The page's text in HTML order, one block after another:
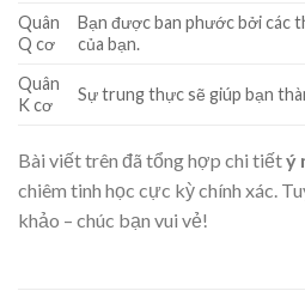
Quân
Q cơ
Bạn được ban phước bởi các
của bạn.
Quân
K cơ
Sự trung thực sẽ giúp bạn
Bài viết trên đã tổng hợp chi tiếtý
chiêm tinh học cực kỳ chính xác.
khảo – chúc bạn vui vẻ!